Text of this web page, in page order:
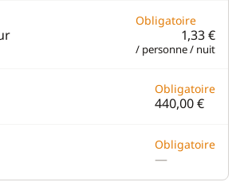
Obligatoire
1,33 €
/ personne / nuit
Obligatoire
440,00 €
Obligatoire
—